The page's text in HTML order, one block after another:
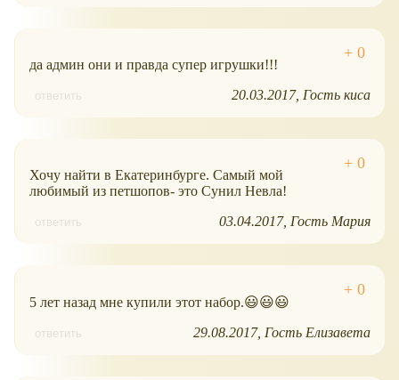
да админ они и правда супер игрушки!!!
ответить 20.03.2017 Гость киса
Хочу найти в Екатеринбурге. Самый мой
любимый из петшопов- это Сунил Невла!
ответить 03.04.2017 Гость Мария
5 лет назад мне купили этот набор.😃😃😃
ответить 29.08.2017 Гость Елизавета